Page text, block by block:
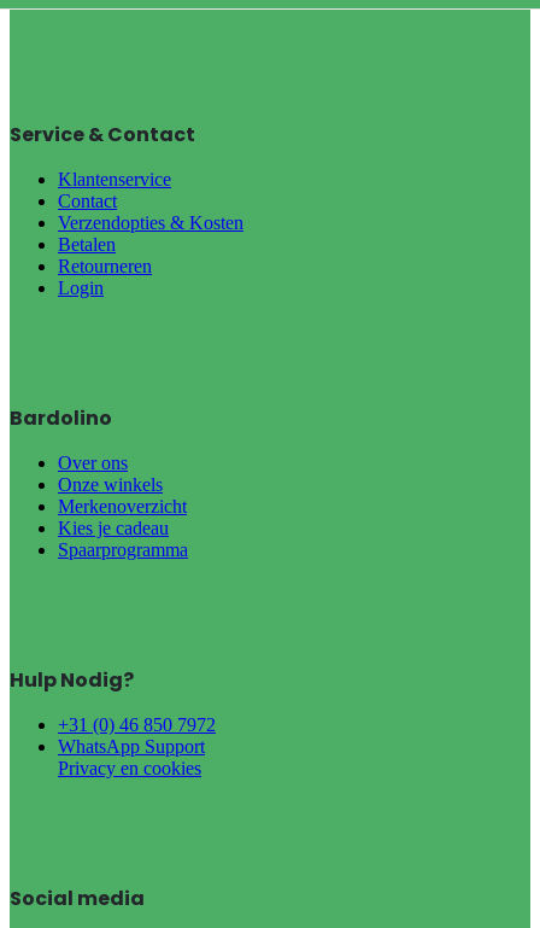
Service & Contact
Klantenservice
Contact
Verzendopties & Kosten
Betalen
Retourneren
Login
Bardolino
Over ons
Onze winkels
Merkenoverzicht
Kies je cadeau
Spaarprogramma
Hulp Nodig?
+31 (0) 46 850 7972
WhatsApp Support
Privacy en cookies
Social media